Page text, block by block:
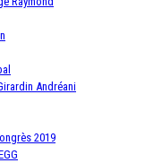
Andréani
2019